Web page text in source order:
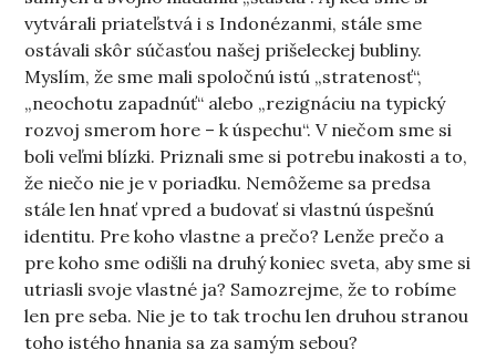
vytvárali priateľstvá i s Indonézanmi, stále sme
ostávali skôr súčasťou našej prišeleckej bubliny.
Myslím, že sme mali spoločnú istú „stratenosť“,
„neochotu zapadnúť“ alebo „rezignáciu na typický
rozvoj smerom hore – k úspechu“. V niečom sme si
boli veľmi blízki. Priznali sme si potrebu inakosti a to,
že niečo nie je v poriadku. Nemôžeme sa predsa
stále len hnať vpred a budovať si vlastnú úspešnú
identitu. Pre koho vlastne a prečo? Lenže prečo a
pre koho sme odišli na druhý koniec sveta, aby sme si
utriasli svoje vlastné ja? Samozrejme, že to robíme
len pre seba. Nie je to tak trochu len druhou stranou
toho istého hnania sa za samým sebou?